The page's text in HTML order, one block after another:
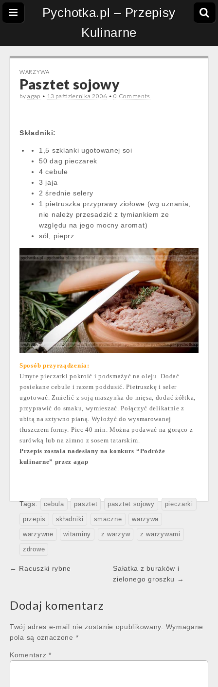
Pychotka.pl – Przepisy
Kulinarne
WARZYWA
Pasztet sojowy
byagap • 13 października 2006 •0 Comments
Składniki:
1,5 szklanki ugotowanej soi
50 dag pieczarek
4 cebule
3 jaja
2 średnie selery
1 pietruszka przyprawy ziołowe (wg uznania;
nie należy przesadzić z tymiankiem ze
względu na jego mocny aromat)
sól, pieprz
Sposób przyrządzenia:
Umyte pieczarki pokroić i podsmażyć na oleju. Dodać
posiekane cebule i razem poddusić. Pietruszkę i seler
ugotować. Zmielić z soją maszynka do mięsa, dodać żółtka,
przyprawić do smaku, wymieszać. Połączyć delikatnie z
ubitą na sztywno pianą. Wyłożyć do wysmarowanej
tłuszczem formy. Piec 40 min. Można podawać na gorąco z
surówką lub na zimno z sosem tatarskim.
Przepis została nadesłany na konkurs “Podróże
kulinarne” przez agap
Tags: cebula pasztet pasztet sojowy pieczarki
przepis składniki smaczne warzywa
warzywne witaminy z warzyw z warzywami
zdrowe
Post
← Racuszki rybne
Sałatka z buraków i
zielonego groszku →
Dodaj komentarz
Twój adres e-mail nie zostanie opublikowany.
Wymagane
pola są oznaczone *
Komentarz *